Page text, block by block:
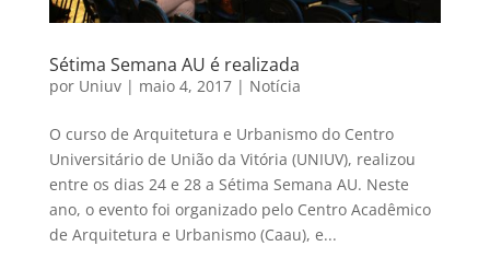
Sétima Semana AU é realizada
por Uniuv| maio 4, 2017| Notícia
O curso de Arquitetura e Urbanismo do Centro
Universitário de União da Vitória (UNIUV), realizou
entre os dias 24 e 28 a Sétima Semana AU. Neste
ano, o evento foi organizado pelo Centro Acadêmico
de Arquitetura e Urbanismo (Caau), e...